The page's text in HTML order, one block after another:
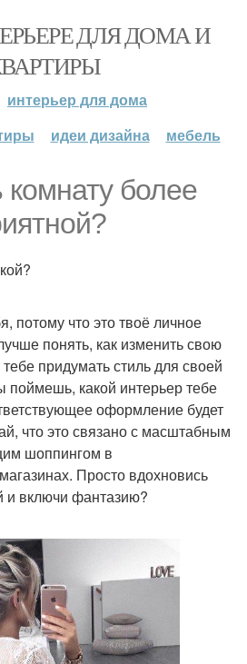
ДЛЯ ДОМА И
интерьер для дома
идеи дизайна мебель
комнату более
потому что это твоё личное
понять, как изменить свою
придумать стиль для своей
поймешь, какой интерьер тебе
оформление будет
что это связано с масштабным
шоппингом в
Просто вдохновись
и включи фантазию?